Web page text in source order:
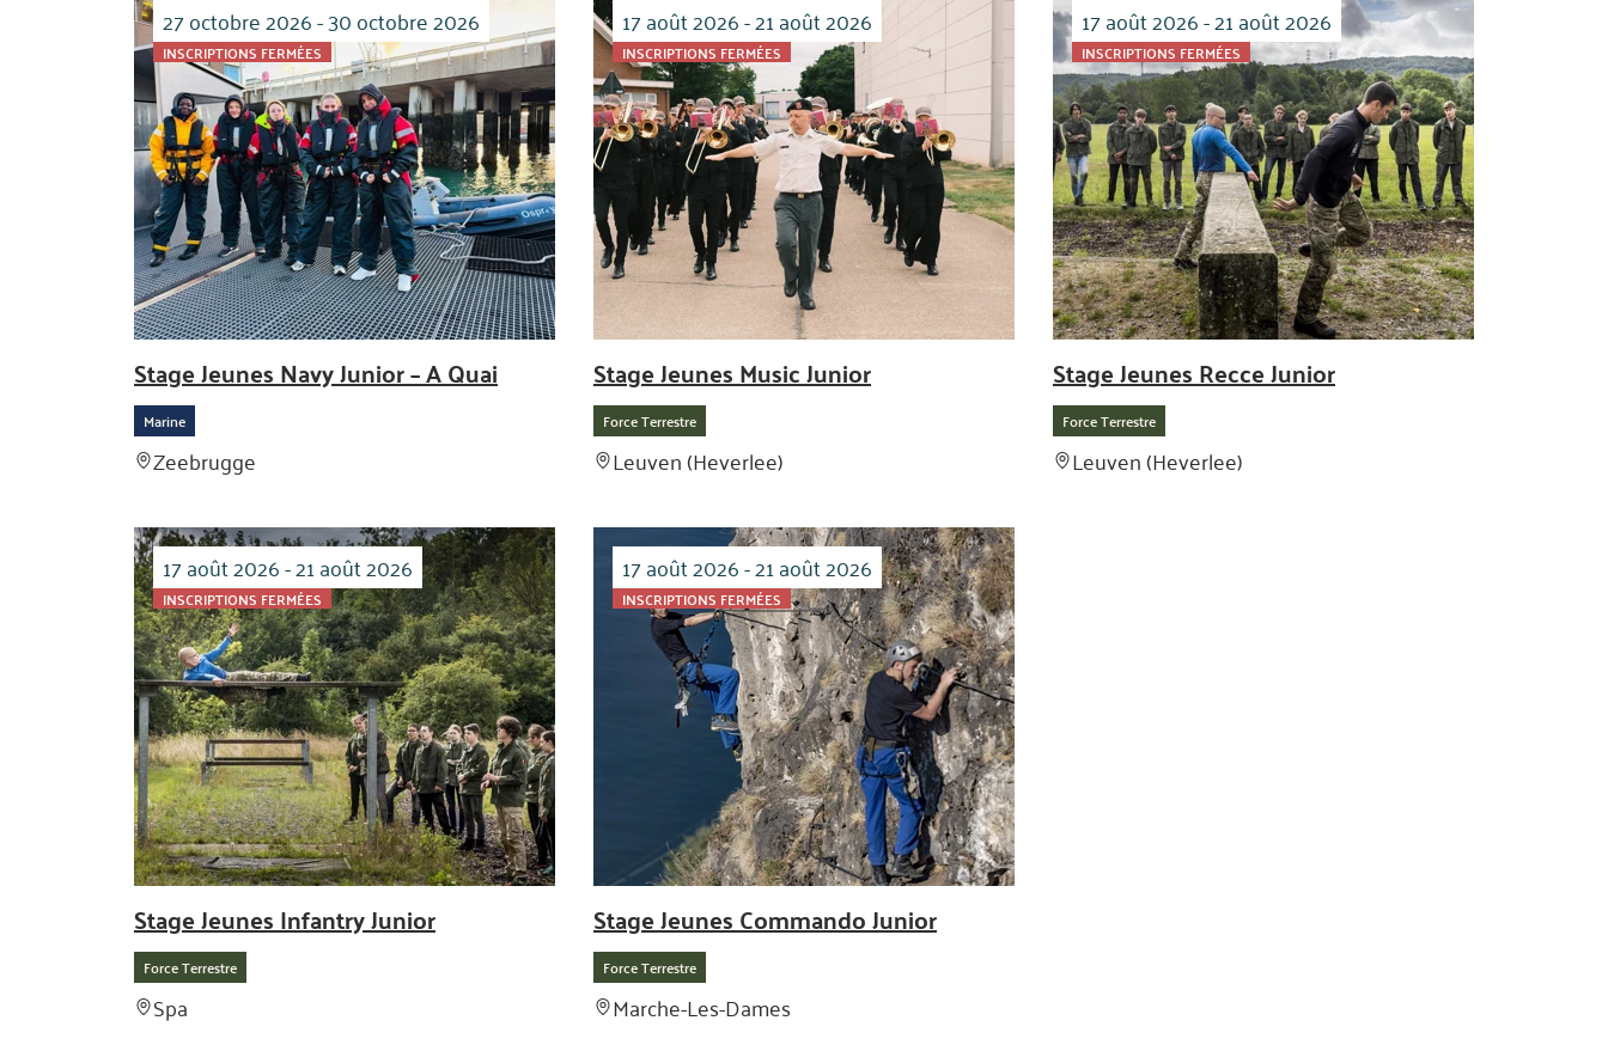
27 octobre 2026 - 30 octobre 2026
INSCRIPTIONS FERMÉES
Stage Jeunes Navy Junior – A Quai
Marine
Zeebrugge
17 août 2026 - 21 août 2026
INSCRIPTIONS FERMÉES
Stage Jeunes Music Junior
Force Terrestre
Leuven (Heverlee)
17 août 2026 - 21 août 2026
INSCRIPTIONS FERMÉES
Stage Jeunes Recce Junior
Force Terrestre
Leuven (Heverlee)
17 août 2026 - 21 août 2026
INSCRIPTIONS FERMÉES
Stage Jeunes Infantry Junior
Force Terrestre
Spa
17 août 2026 - 21 août 2026
INSCRIPTIONS FERMÉES
Stage Jeunes Commando Junior
Force Terrestre
Marche-Les-Dames